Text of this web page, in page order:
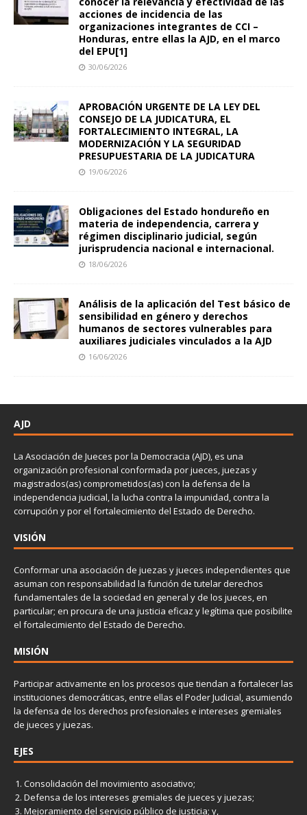
acciones de incidencia de las
organizaciones integrantes de CCI –
Honduras, entre ellas la AJD, en el marco
del EPU[1]
30/06/2026
APROBACIÓN URGENTE DE LA LEY DEL
CONSEJO DE LA JUDICATURA, EL
FORTALECIMIENTO INTEGRAL, LA
MODERNIZACIÓN Y LA SEGURIDAD
PRESUPUESTARIA DE LA JUDICATURA
19/06/2026
Obligaciones del Estado hondureño en
materia de independencia, carrera y
régimen disciplinario judicial, según
jurisprudencia nacional e internacional.
18/06/2026
Análisis de la aplicación del Test básico de
sensibilidad en género y derechos
humanos de sectores vulnerables para
auxiliares judiciales vinculados a la AJD
16/06/2026
AJD
La Asociación de Jueces por la Democracia (AJD), es una
organización profesional conformada por jueces, juezas y
magistrados(as) comprometidos(as) con la defensa de la
independencia judicial, la lucha contra la impunidad, contra la
corrupción y por el fortalecimiento del Estado de Derecho.
VISIÓN
Conformar una asociación de juezas y jueces independientes que
asuman con responsabilidad la función de tutelar derechos
fundamentales de la sociedad en general y de los jueces, en
particular; en procura de una justicia eficaz y legítima que posibilite
el fortalecimiento del Estado de Derecho.
MISIÓN
Participar activamente en los procesos que tiendan a fortalecer las
instituciones democráticas, entre ellas el Poder Judicial, asumiendo
la defensa de los derechos profesionales e intereses gremiales
de jueces y juezas.
EJES
Consolidación del movimiento asociativo;
Defensa de los intereses gremiales de jueces y juezas;
Mejoramiento del servicio público de justicia; y,